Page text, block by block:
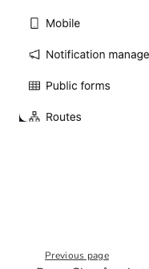
Previous page